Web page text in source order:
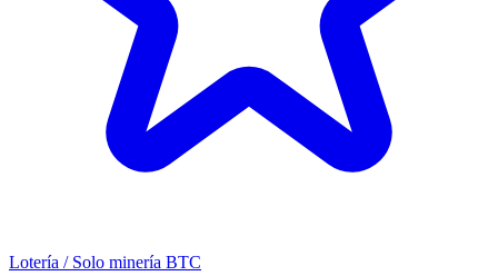
Lotería / Solo minería BTC